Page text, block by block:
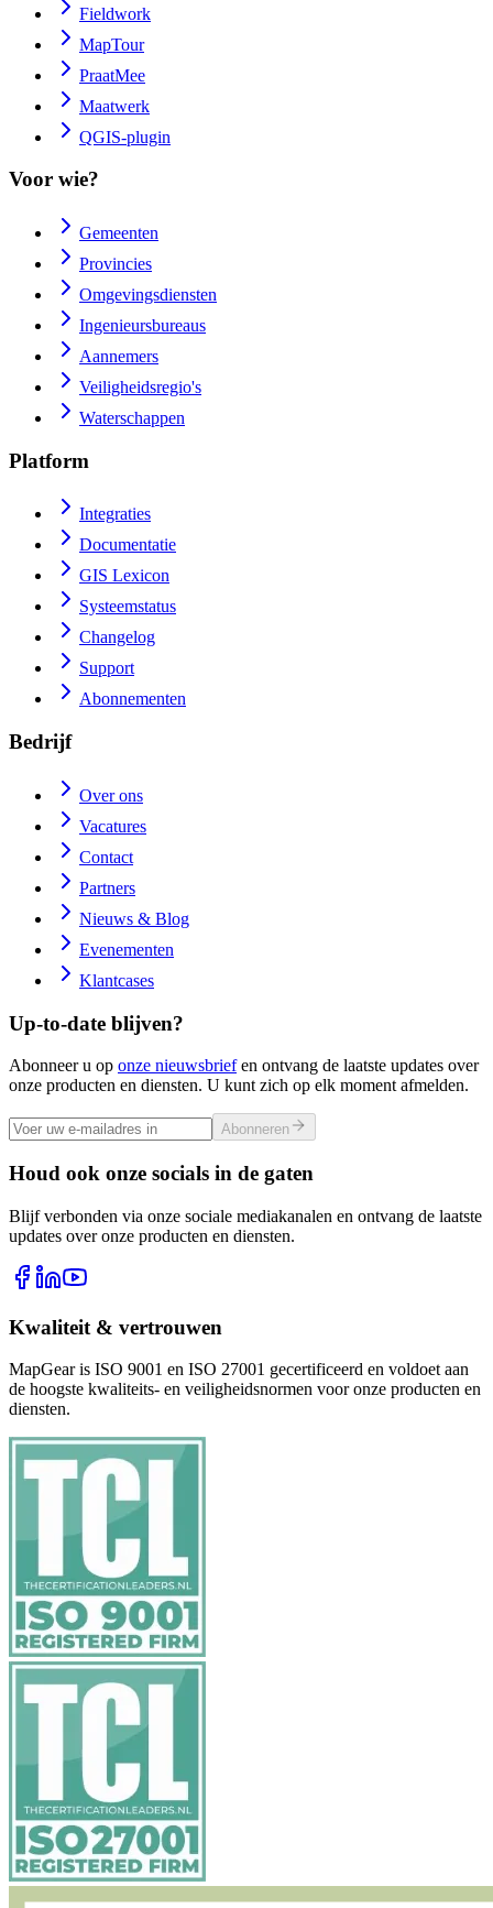
Fieldwork
MapTour
PraatMee
Maatwerk
QGIS-plugin
Voor wie?
Gemeenten
Provincies
Omgevingsdiensten
Ingenieursbureaus
Aannemers
Veiligheidsregio's
Waterschappen
Platform
Integraties
Documentatie
GIS Lexicon
Systeemstatus
Changelog
Support
Abonnementen
Bedrijf
Over ons
Vacatures
Contact
Partners
Nieuws & Blog
Evenementen
Klantcases
Up-to-date blijven?
Abonneer u op onze nieuwsbriefen ontvang de laatste updates over
onze producten en diensten. U kunt zich op elk moment afmelden.
Abonneren
Houd ook onze socials in de gaten
Blijf verbonden via onze sociale mediakanalen en ontvang de laatste
updates over onze producten en diensten.
Kwaliteit & vertrouwen
MapGear is ISO 9001 en ISO 27001 gecertificeerd en voldoet aan
de hoogste kwaliteits- en veiligheidsnormen voor onze producten en
diensten.